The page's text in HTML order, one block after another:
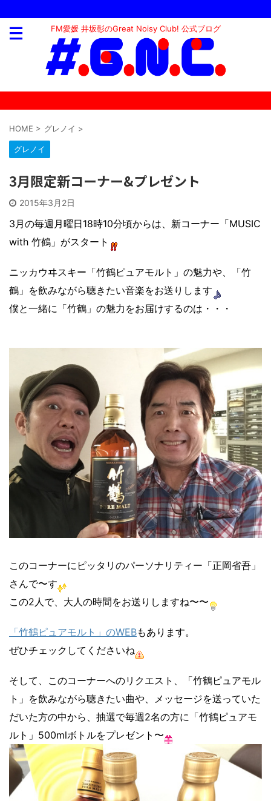
FM愛媛 井坂彰のGreat Noisy Club! 公式ブログ
HOME > グレノイ >
グレノイ
3月限定新コーナー&プレゼント
2015年3月2日
3月の毎週月曜日18時10分頃からは、新コーナー「MUSIC
with 竹鶴」がスタート
ニッカウヰスキー「竹鶴ピュアモルト」の魅力や、「竹
鶴」を飲みながら聴きたい音楽をお送りします
僕と一緒に「竹鶴」の魅力をお届けするのは・・・
このコーナーにピッタリのパーソナリティー「正岡省吾」
さんで〜す
この2人で、大人の時間をお送りしますね〜〜
「竹鶴ピュアモルト」のWEBもあります。
ぜひチェックしてくださいね
そして、このコーナーへのリクエスト、「竹鶴ピュアモル
ト」を飲みながら聴きたい曲や、メッセージを送っていた
だいた方の中から、抽選で毎週2名の方に「竹鶴ピュアモ
ルト」500mlボトルをプレゼント〜